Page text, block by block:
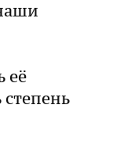
её